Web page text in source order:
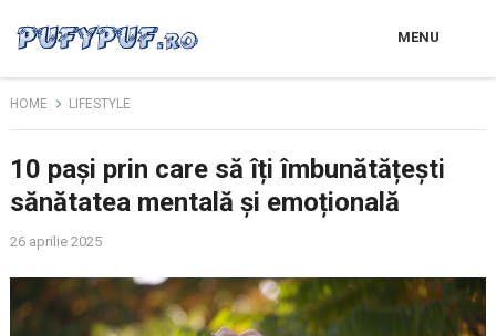
MENU
HOME LIFESTYLE
10 pași prin care să îți îmbunătățești
sănătatea mentală și emoțională
26 aprilie 2025